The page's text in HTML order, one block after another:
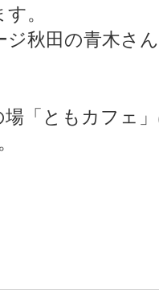
。
ジ秋田の青木さ
「ともカフェ